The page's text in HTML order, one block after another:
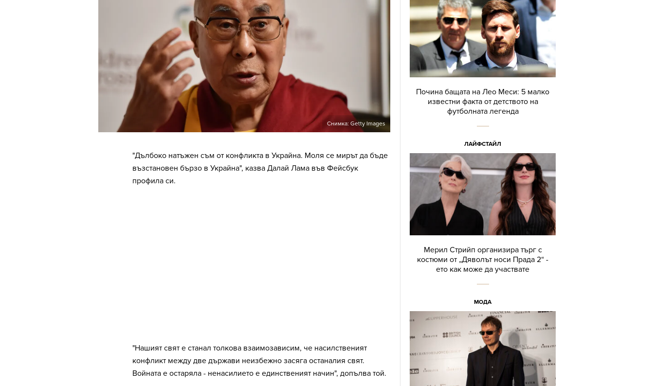
Снимка: Getty Images
"Дълбоко натъжен съм от конфликта в Украйна. Моля се мирът да бъде
възстановен бързо в Украйна", казва Далай Лама във Фейсбук
профила си.
"Нашият свят е станал толкова взаимозависим, че насилственият
конфликт между две държави неизбежно засяга останалия свят.
Войната е остаряла - ненасилието е единственият начин", допълва той.
Почина бащата на Лео Меси: 5 малко
известни факта от детството на
футболната легенда
ЛАЙФСТАЙЛ
Мерил Стрийп организира търг с
костюми от „Дяволът носи Прада 2“ -
ето как може да участвате
МОДА